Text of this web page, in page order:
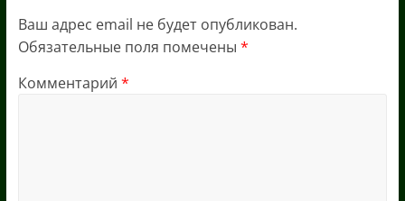
Ваш адрес email не будет опубликован.
Обязательные поля помечены *
Комментарий *